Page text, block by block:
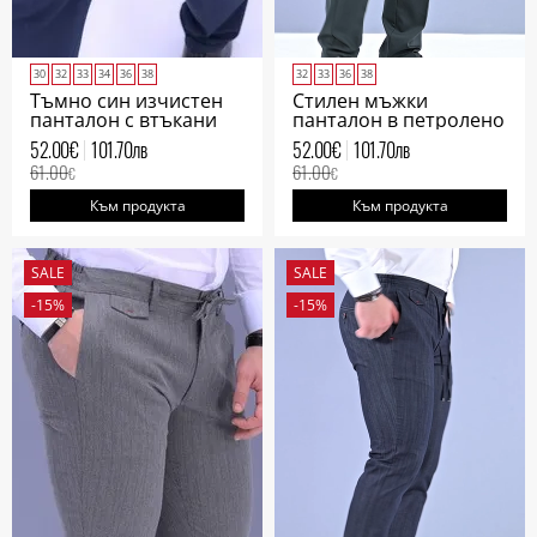
30 32 33 34 36 38
Тъмно син изчистен
панталон с втъкани
ивици
52.00€ 101.70лв
61.00€
Към продукта
32 33 36 38
Стилен мъжки
панталон в петролено
зелен цвят
52.00€ 101.70лв
61.00€
Към продукта
SALE
-15%
SALE
-15%